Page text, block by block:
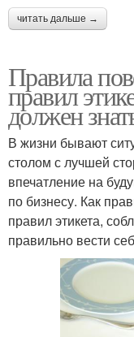
читать дальше →
Правила
правил
должен
В жизни бывают
столом с лучшей
впечатление на
по бизнесу. Как
правил этикета,
правильно вести